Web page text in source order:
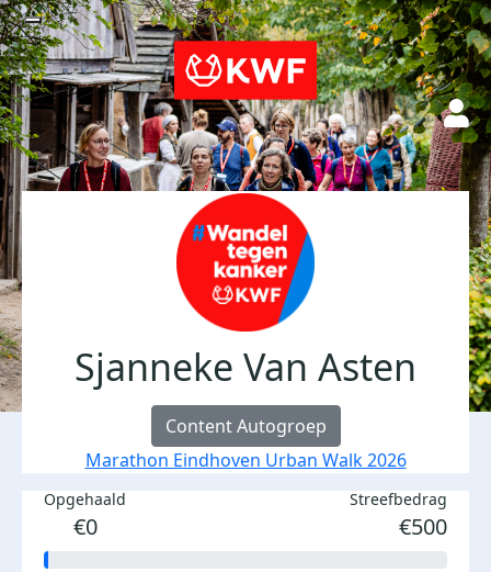
Sjanneke Van Asten
Content Autogroep
Marathon Eindhoven Urban Walk 2026
Opgehaald
€0
Streefbedrag
€500